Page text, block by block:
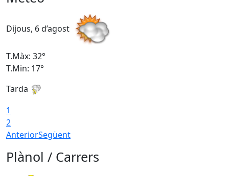
Dijous, 6 d’agost
T.Màx: 32°
T.Min: 17°
Tarda
1
2
AnteriorSegüent
Plànol / Carrers